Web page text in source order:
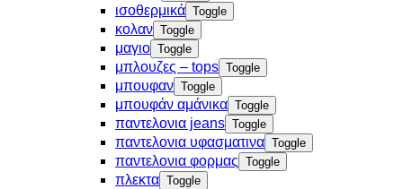
ισοθερμικά Toggle
κολαν Toggle
μαγιο Toggle
μπλουζες – tops Toggle
μπουφαν Toggle
μπουφάν αμάνικα Toggle
παντελονια jeans Toggle
παντελονια υφασματινα Toggle
παντελονια φορμας Toggle
πλεκτα Toggle